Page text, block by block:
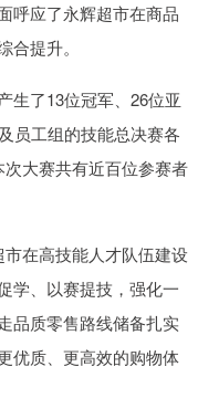
呼应了永辉超市在商品
提升。
了13位冠军、26位亚
员工组的技能总决赛各
大赛共有近百位参赛者
在高技能人才队伍建设
学、以赛提技，强化一
品质零售路线储备扎实
优质、更高效的购物体